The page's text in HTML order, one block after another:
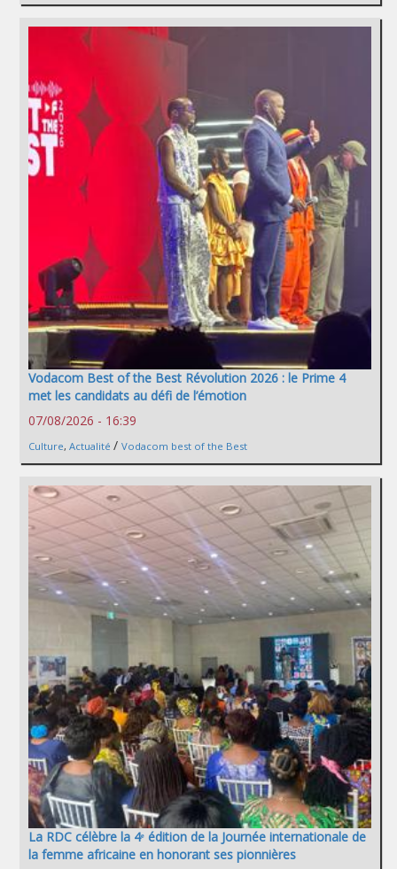
Vodacom Best of the Best Révolution 2026 : le Prime 4
met les candidats au défi de l’émotion
07/08/2026 - 16:39
Culture, Actualité / Vodacom best of the Best
La RDC célèbre la 4ᵉ édition de la Journée internationale de
la femme africaine en honorant ses pionnières